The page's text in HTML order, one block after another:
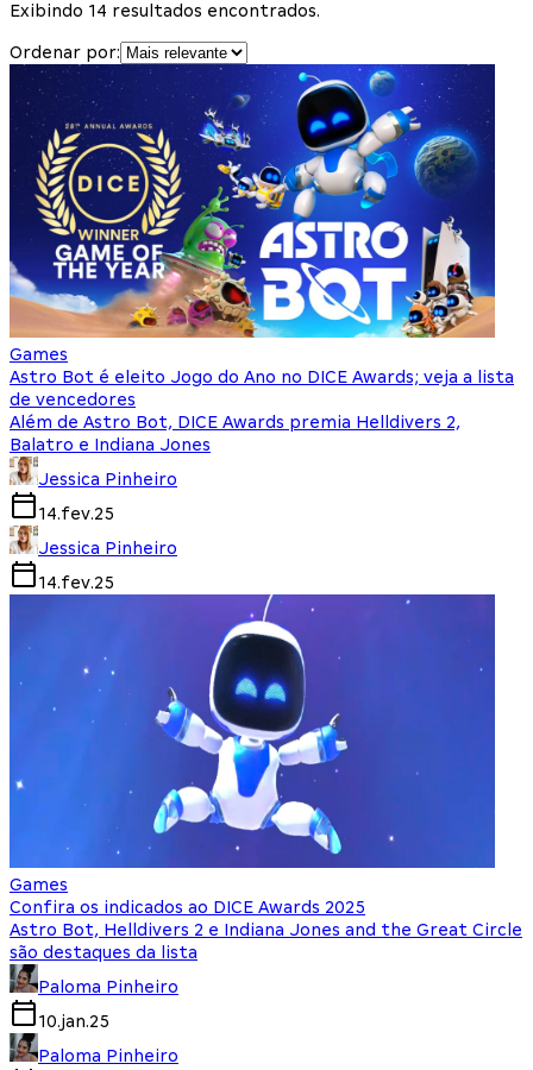
Exibindo 14 resultados encontrados.
Ordenar por:
Games
Astro Bot é eleito Jogo do Ano no DICE Awards; veja a lista
de vencedores
Além de Astro Bot, DICE Awards premia Helldivers 2,
Balatro e Indiana Jones
Jessica Pinheiro
14.fev.25
Jessica Pinheiro
14.fev.25
Games
Confira os indicados ao DICE Awards 2025
Astro Bot, Helldivers 2 e Indiana Jones and the Great Circle
são destaques da lista
Paloma Pinheiro
10.jan.25
Paloma Pinheiro